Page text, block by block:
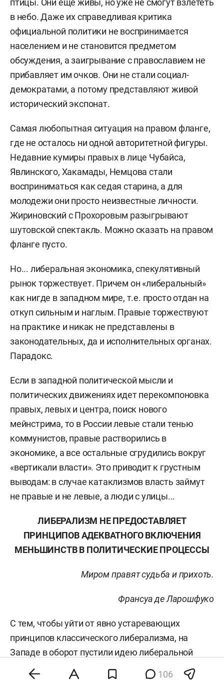
птицы. Они еще живы, но уже не смогут взлететь
в небо. Даже их справедливая критика
официальной политики не воспринимается
населением и не становится предметом
обсуждения, а заигрывание с православием не
прибавляет им очков. Они не стали социал-
демократами, а потому представляют живой
исторический экспонат.
Самая любопытная ситуация на правом фланге,
где не осталось ни одной авторитетной фигуры.
Недавние кумиры правых в лице Чубайса,
Явлинского, Хакамады, Немцова стали
восприниматься как седая старина, а для
молодежи они просто неизвестные личности.
Жириновский с Прохоровым разыгрывают
шутовской спектакль. Можно сказать на правом
фланге пусто.
Но... либеральная экономика, спекулятивный
рынок торжествует. Причем он «либеральный»
как нигде в западном мире, т.е. просто отдан на
откуп сильным и наглым. Правые торжествуют
на практике и никак не представлены в
законодательных, да и исполнительных органах.
Парадокс.
Если в западной политической мысли и
политических движениях идет перекомпоновка
правых, левых и центра, поиск нового
мейнстрима, то в России левые стали тенью
коммунистов, правые растворились в
экономике, а все остальные сгрудились вокруг
«вертикали власти». Это приводит к грустным
выводам: в случае катаклизмов власть займут
не правые и не левые, а люди с улицы...
ЛИБЕРАЛИЗМ НЕ ПРЕДОСТАВЛЯЕТ
ПРИНЦИПОВ АДЕКВАТНОГО ВКЛЮЧЕНИЯ
МЕНЬШИНСТВ В ПОЛИТИЧЕСКИЕ ПРОЦЕССЫ
Миром правят судьба и прихоть.
Франсуа де Ларошфуко
С тем, чтобы уйти от явно устаревающих
принципов классического либерализма, на
Западе в оборот пустили идею либеральной
демократии, чем не столько решается проблема
спасения либерализма, сколько идеология
106